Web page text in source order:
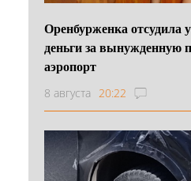
Оренбурженка отсудила
деньги за вынужденную
аэропорт
8 августа 20:22